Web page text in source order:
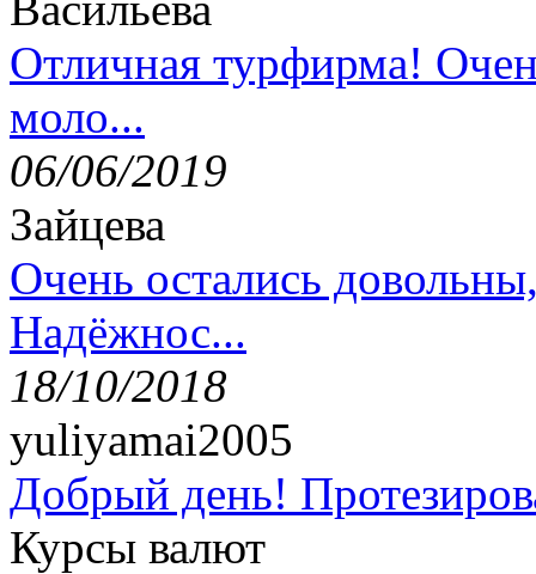
Отличная турфирма!
моло...
06/06/2019
Зайцева
Очень остались
Надёжнос...
18/10/2018
yuliyamai2005
Добрый день!
Курсы валют